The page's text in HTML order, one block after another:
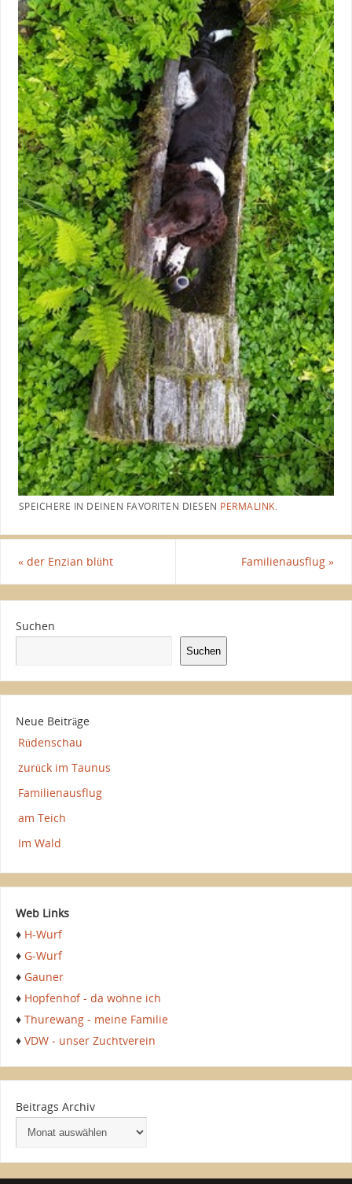
SPEICHERE IN DEINEN FAVORITEN DIESEN PERMALINK.
«der Enzian blüht Familienausflug»
Suchen
Suchen
Neue Beiträge
Rüdenschau
zurück im Taunus
Familienausflug
am Teich
Im Wald
Web Links
♦ H-Wurf
♦ G-Wurf
♦ Gauner
♦ Hopfenhof - da wohne ich
♦ Thurewang - meine Familie
♦ VDW - unser Zuchtverein
Beitrags Archiv